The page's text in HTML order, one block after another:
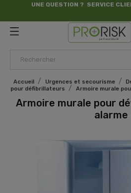
UNE QUESTION ? SERVICE
par France Sécurité
Accueil Urgences et secourisme
pour défibrillateurs
Armoire murale
Armoire murale pour
alarme